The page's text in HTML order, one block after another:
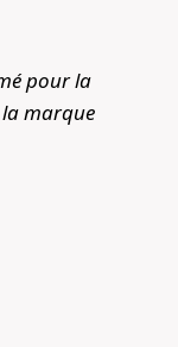
pour la
marque